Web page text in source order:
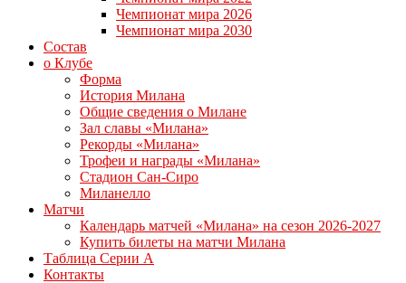
Чемпионат мира 2026
Чемпионат мира 2030
Состав
о Клубе
Форма
История Милана
Общие сведения о Милане
Зал славы «Милана»
Рекорды «Милана»
Трофеи и награды «Милана»
Стадион Сан-Сиро
Миланелло
Матчи
Календарь матчей «Милана» на сезон 2026-2027
Купить билеты на матчи Милана
Таблица Серии А
Контакты